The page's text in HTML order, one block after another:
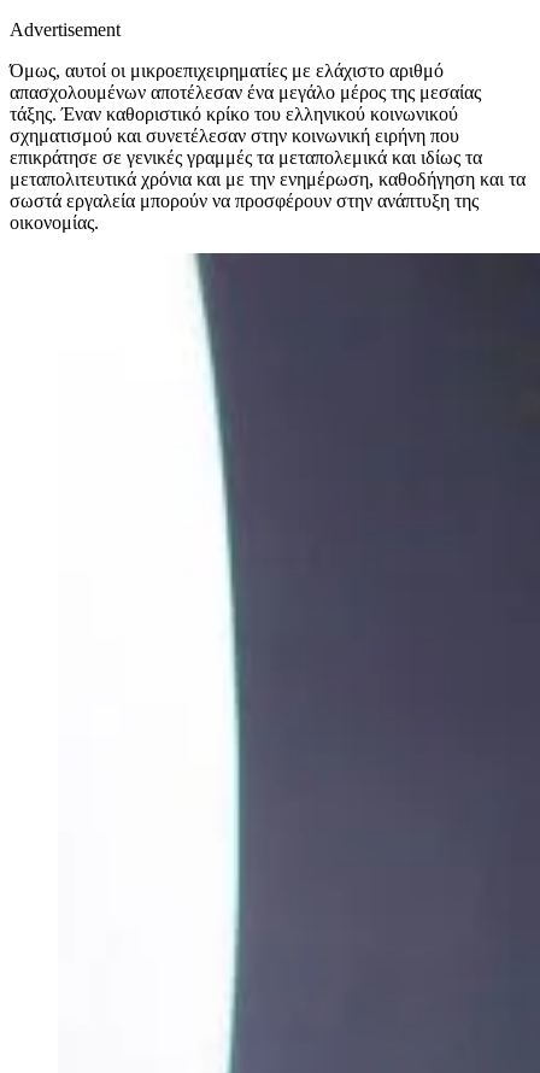
Advertisement
Όμως, αυτοί οι μικροεπιχειρηματίες με ελάχιστο αριθμό
απασχολουμένων αποτέλεσαν ένα μεγάλο μέρος της μεσαίας
τάξης. Έναν καθοριστικό κρίκο του ελληνικού κοινωνικού
σχηματισμού και συνετέλεσαν στην κοινωνική ειρήνη που
επικράτησε σε γενικές γραμμές τα μεταπολεμικά και ιδίως τα
μεταπολιτευτικά χρόνια και με την ενημέρωση, καθοδήγηση και τα
σωστά εργαλεία μπορούν να προσφέρουν στην ανάπτυξη της
οικονομίας.